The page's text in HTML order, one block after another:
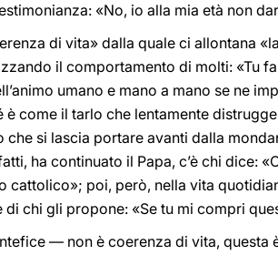
«No, io alla mia età non
di vita» dalla quale ci allontana
il comportamento di molti: «Tu
umano e mano a mano se ne
come il tarlo che lentamente
che si lascia portare avanti dalla
ha continuato il Papa, c’è chi dice:
cattolico»; poi, però, nella vita
di chi gli propone: «Se tu mi compri
— non è coerenza di vita, questa